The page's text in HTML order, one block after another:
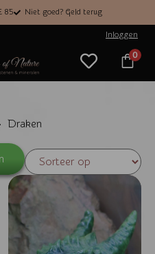
85 Niet goed? Geld terug
Inloggen
0
Draken